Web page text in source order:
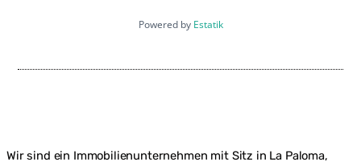
Powered by Estatik
Wir sind ein Immobilienunternehmen mit Sitz in La Paloma,